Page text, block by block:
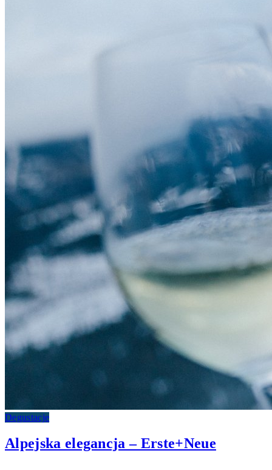
Degustacje
Alpejska elegancja – Erste+Neue